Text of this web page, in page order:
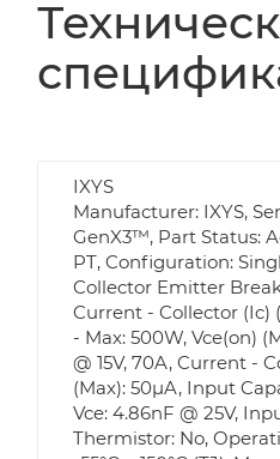
IXYS
Manufacturer: IXYS,
GenX3™, Part Status:
PT, Configuration:
Collector Emitter
Current - Collector (Ic)
- Max: 500W, Vce(on)
@ 15V, 70A, Current -
(Max): 50µA, Input
Vce: 4.86nF @ 25V,
Thermistor: No,